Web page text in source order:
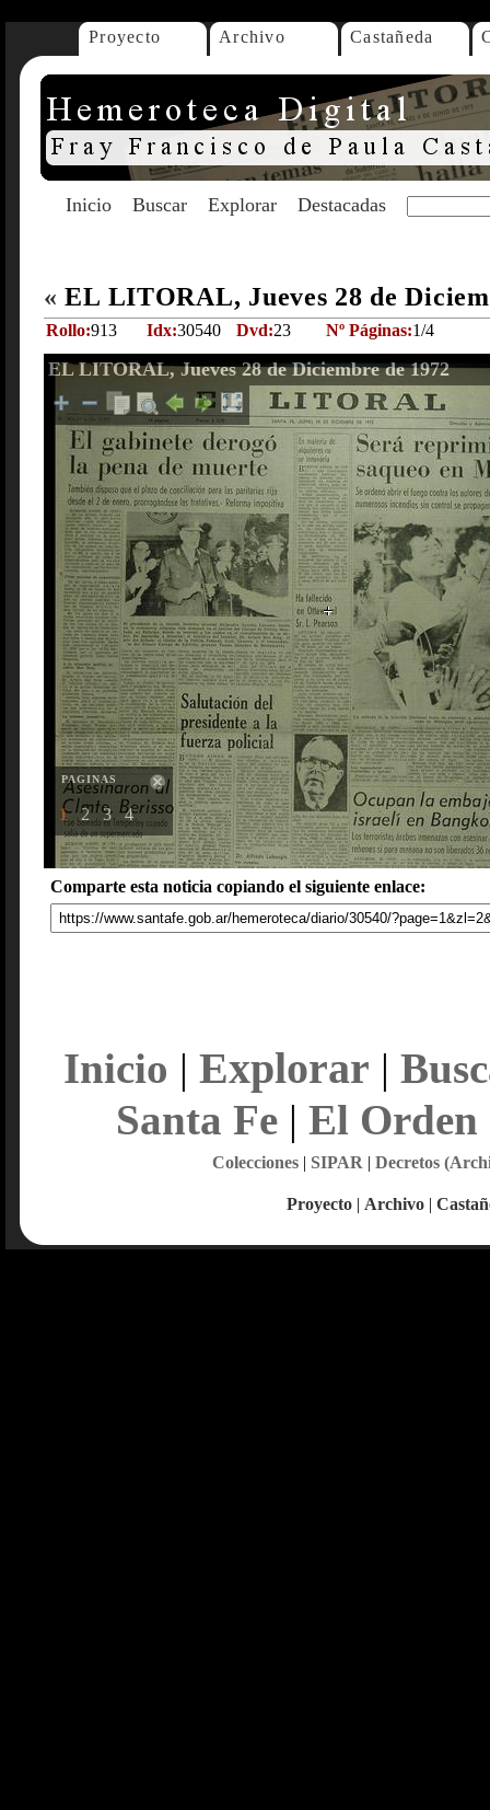
Proyecto Archivo Castañeda
Inicio Buscar Explorar Destacadas
« EL LITORAL, Jueves 28 de
Rollo:913 Idx:30540 Dvd:23 Nº Páginas:1/4
EL LITORAL, Jueves 28 de Diciembre de 1972
PAGINAS
1 2 3 4
Comparte esta noticia copiando el siguiente enlace:
Inicio | Explorar |
Santa Fe| El Orden
Colecciones| SIPAR | Decretos
Proyecto | Archivo |